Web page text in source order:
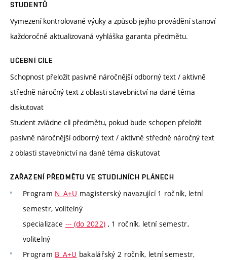
STUDENTŮ
Vymezení kontrolované výuky a způsob jejího provádění stanoví
každoročně aktualizovaná vyhláška garanta předmětu.
UČEBNÍ CÍLE
Schopnost přeložit pasivně náročnější odborný text / aktivně
středně náročný text z oblasti stavebnictví na dané téma
diskutovat
Student zvládne cíl předmětu, pokud bude schopen přeložit
pasivně náročnější odborný text / aktivně středně náročný text
z oblasti stavebnictví na dané téma diskutovat
ZAŘAZENÍ PŘEDMĚTU VE STUDIJNÍCH PLÁNECH
Program N_A+U magisterský navazující 1 ročník, letní
semestr, volitelný
specializace --- (do 2022) , 1 ročník, letní semestr,
volitelný
Program B_A+U bakalářský 2 ročník, letní semestr,